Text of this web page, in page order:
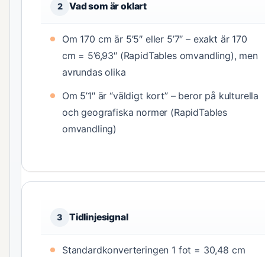
2 Vad som är oklart
Om 170 cm är 5’5″ eller 5’7″ – exakt är 170
cm = 5’6,93″ (RapidTables omvandling), men
avrundas olika
Om 5’1″ är “väldigt kort” – beror på kulturella
och geografiska normer (RapidTables
omvandling)
3 Tidlinjesignal
Standardkonverteringen 1 fot = 30,48 cm